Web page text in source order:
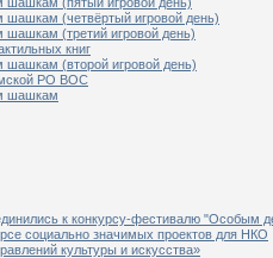
(четвёртый игровой день)
(третий игровой день)
книг
(второй игровой день)
РО ВОС
шашкам
к конкурсу-фестивалю "Особым
социально значимых проектов для НКО
культуры и искусства»